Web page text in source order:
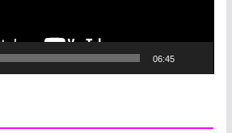
06:45